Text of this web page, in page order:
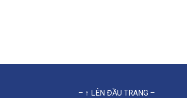
– ↑ LÊN ĐẦU TRANG –